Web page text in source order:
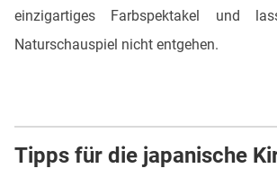
einzigartiges Farbspektakel und
Naturschauspiel nicht entgehen.
Tipps für die japanische